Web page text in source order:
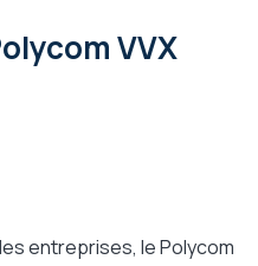
VVX
entreprises, le Polycom